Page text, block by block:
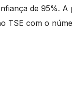
de 95%. A
TSE com o